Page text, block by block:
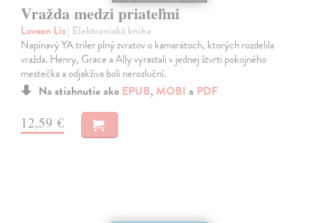
Vražda medzi priateľmi
Lawson Liz| Elektronická kniha
Napínavý YA triler plný zvratov o kamarátoch, ktorých rozdelila
vražda. Henry, Grace a Ally vyrastali v jednej štvrti pokojného
mestečka a odjakživa boli nerozluční.
Na stiahnutie ako EPUB, MOBI a PDF
12,59 €